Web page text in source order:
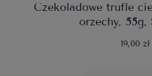
Czekoladowe trufle
orzechy, 55g,
19,00 zł